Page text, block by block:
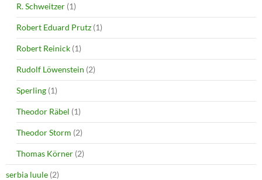
R. Schweitzer (1)
Robert Eduard Prutz (1)
Robert Reinick (1)
Rudolf Löwenstein (2)
Sperling (1)
Theodor Räbel (1)
Theodor Storm (2)
Thomas Körner (2)
serbia luule (2)